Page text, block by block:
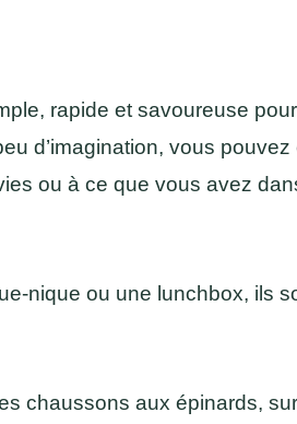
rapide et savoureuse
d’imagination, vous pouvez
ou à ce que vous avez
nique ou une lunchbox, ils
chaussons aux épinards,